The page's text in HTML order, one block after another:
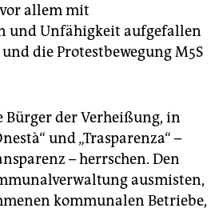
allem mit
und Unfähigkeit aufgefallen
die Protestbewegung M5S
Bürger der Verheißung, in
und „Trasparenza“ –
– herrschen. Den
ausmisten,
kommunalen Betriebe,